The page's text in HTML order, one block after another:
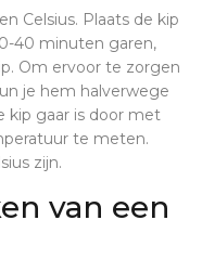
Celsius. Plaats de kip
40 minuten garen,
Om ervoor te zorgen
je hem halverwege
kip gaar is door met
te meten.
zijn.
van een